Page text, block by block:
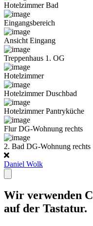
Hotelzimmer Bad
Eingangsbereich
Ansicht Eingang
Treppenhaus 1. OG
Hotelzimmer
Hotelzimmer Duschbad
Hotelzimmer Pantryküche
Flur DG-Wohnung rechts
2. Bad DG-Wohnung rechts
Daniel Wolk
Wir verwenden
auf der Tastatur.